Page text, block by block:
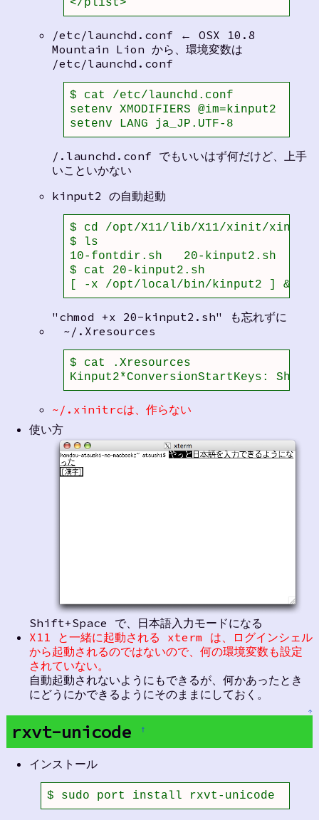
/etc/launchd.conf ← OSX 10.8
Mountain Lion から、環境変数は
/etc/launchd.conf
$ cat /etc/launchd.conf
setenv XMODIFIERS @im=kinput2
setenv LANG ja_JP.UTF-8
/.launchd.conf でもいいはず何だけど、上手
いこといかない
kinput2 の自動起動
$ cd /opt/X11/lib/X11/xinit/
$ ls
10-fontdir.sh   20-kinput2.sh   99-
$ cat 20-kinput2.sh
[ -x /opt/local/bin/kinput2 ] && /
"chmod +x 20-kinput2.sh" も忘れずに
~/.Xresources
$ cat .Xresources
Kinput2*ConversionStartKeys:
~/.xinitrcは、作らない
使い方
Shift+Space で、日本語入力モードになる
X11 と一緒に起動される xterm は、ログインシェル
から起動されるのではないので、何の環境変数も設定
されていない。
自動起動されないようにもできるが、何かあったとき
にどうにかできるようにそのままにしておく。
↑
rxvt-unicode †
インストール
$ sudo port install rxvt-unicode